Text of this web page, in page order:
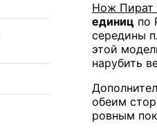
Нож Пират
единиц по
середины
этой
нарубить
обеим
ровным